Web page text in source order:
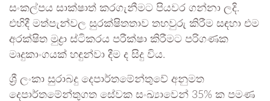
සංකල්පය සාක්ෂාත් කරගැනීමට පියවර ගන්නා ලදි.
එහිදී මත්පැන්වල සුරක්ෂිතතාව තහවුරු කිරීම සඳහා එම
අරක්ෂිත මුද්‍රා ස්ටිකරය පරීක්ෂා කිරීමට පරිගණක
මෘදුකාංගයක් හඳුන්වා දීම ද සිදු විය.
ශ්‍රී ලංකා සුරාබදු දෙපාර්තමේන්තුවේ අනුමත
දෙපාර්තමේන්තුගත සේවක සංඛ්‍යාවෙන් 35% ක පමණ